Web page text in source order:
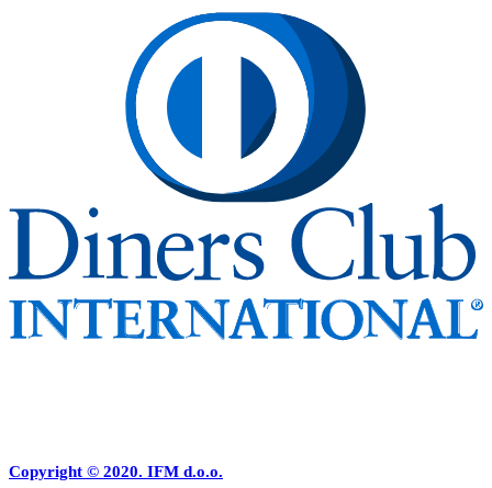
Copyright © 2020. IFM d.o.o.